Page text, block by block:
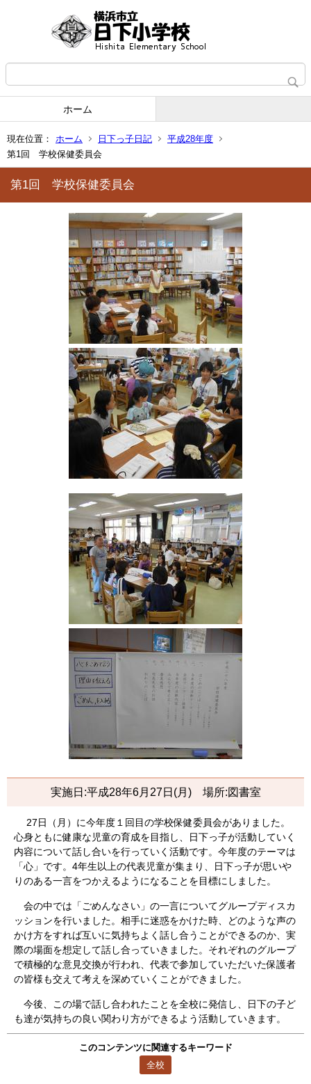
ホーム
現在位置： ホーム 日下っ子日記
平成28年度
第1回 学校保健委員会
第1回 学校保健委員会
実施日:平成28年6月27日(月) 場所:図書室
27日（月）に今年度１回目の学校保健委員会がありました。
心身ともに健康な児童の育成を目指し、日下っ子が活動していく
内容について話し合いを行っていく活動です。今年度のテーマは
「心」です。4年生以上の代表児童が集まり、日下っ子が思いや
りのある一言をつかえるようになることを目標にしました。
会の中では「ごめんなさい」の一言についてグループディスカ
ッションを行いました。相手に迷惑をかけた時、どのような声の
かけ方をすれば互いに気持ちよく話し合うことができるのか、実
際の場面を想定して話し合っていきました。それぞれのグループ
で積極的な意見交換が行われ、代表で参加していただいた保護者
の皆様も交えて考えを深めていくことができました。
今後、この場で話し合われたことを全校に発信し、日下の子ど
も達が気持ちの良い関わり方ができるよう活動していきます。
このコンテンツに関連するキーワード
全校